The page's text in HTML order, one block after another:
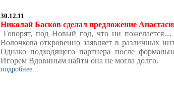
30.12.11
Николай Басков сделал предложение
Говорят, под Новый год, что ни
Волочкова откровенно заявляет в различных
Однако подходящего партнера после
Игорем Вдовиным найти она не могла долго.
подробнее...